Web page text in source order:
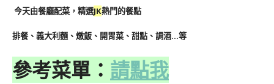
今天由餐廳配菜，精選JK熱門的餐點
排餐、義大利麵、燉飯、開胃菜、甜點、調酒…等
參考菜單： 請點我